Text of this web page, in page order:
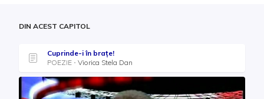
DIN ACEST CAPITOL
Cuprinde-i în brațe!
POEZIE
Viorica Stela Dan